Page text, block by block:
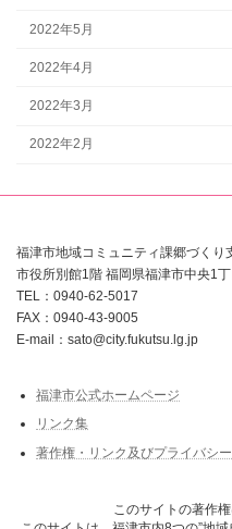
2022年5月
2022年4月
2022年3月
2022年2月
福津市地域コミュニティ課郷づくり
市役所別館1階 福岡県福津市中央1
TEL：0940-62-5017
FAX：0940-43-9005
E-mail：sato@city.fukutsu.lg.jp
福津市公式ホームページ
リンク集
著作権・リンク及びプライバシ
このサイトの著作